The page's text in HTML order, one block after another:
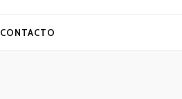
CONTACTO